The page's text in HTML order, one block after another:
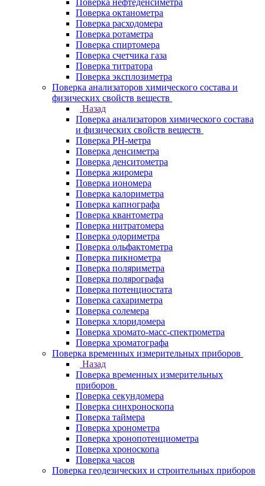
Поверка нефтеденсиметра
Поверка октанометра
Поверка расходомера
Поверка ротаметра
Поверка спиртомера
Поверка счетчика газа
Поверка титратора
Поверка эксплозиметра
Поверка анализаторов химического состава и
физических свойств веществ
Назад
Поверка анализаторов химического состава
и физических свойств веществ
Поверка PH-метра
Поверка денсиметра
Поверка денситометра
Поверка жиромера
Поверка иономера
Поверка калориметра
Поверка капнографа
Поверка квантометра
Поверка нитратомера
Поверка одориметра
Поверка ольфактометра
Поверка пикнометра
Поверка поляриметра
Поверка полярографа
Поверка потенциостата
Поверка сахариметра
Поверка солемера
Поверка хлоридомера
Поверка хромато-масс-спектрометра
Поверка хроматографа
Поверка временных измерительных приборов
Назад
Поверка временных измерительных
приборов
Поверка секундомера
Поверка синхроноскопа
Поверка таймера
Поверка хронометра
Поверка хронопотенциометра
Поверка хроноскопа
Поверка часов
Поверка геодезических и строительных приборов